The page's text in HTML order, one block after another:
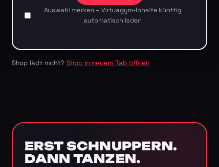
Auswahl merken – Virtuagym-Inhalte künftig
automatisch laden
Shop lädt nicht? Shop in neuem Tab öffnen
ERST SCHNUPPERN.
DANN TANZEN.